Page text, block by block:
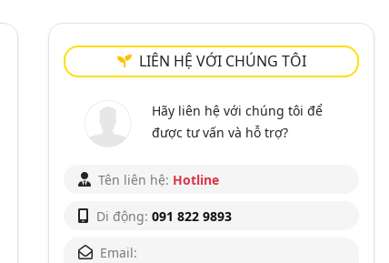
LIÊN HỆ VỚI CHÚNG TÔI
Hãy liên hệ với chúng tôi để
được tư vấn và hỗ trợ?
Tên liên hệ: Hotline
Di động: 091 822 9893
Email: